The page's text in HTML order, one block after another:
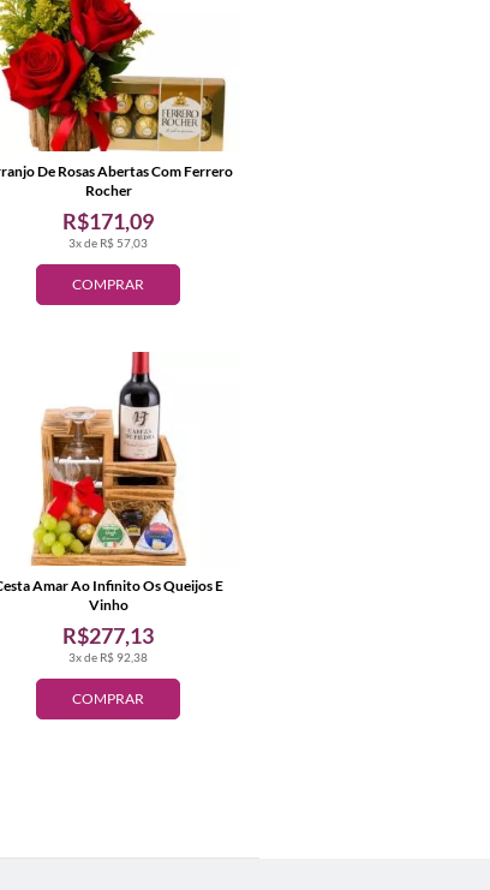
COMPRAR
3x de R$ 57,03
R$171,09
De Rosas Abertas Com Ferrero
Rocher
COMPRAR
3x de R$ 92,38
R$277,13
Amar Ao Infinito Os Queijos E
Vinho